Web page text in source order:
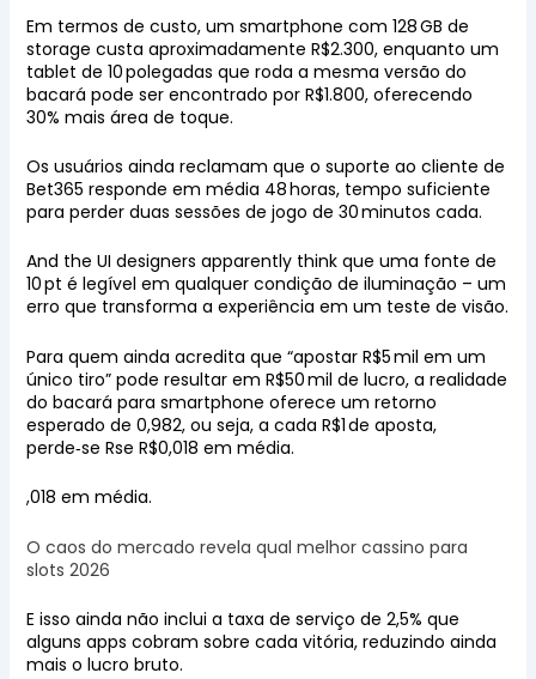
Em termos de custo, um smartphone com 128 GB de
storage custa aproximadamente R$2.300, enquanto um
tablet de 10 polegadas que roda a mesma versão do
bacará pode ser encontrado por R$1.800, oferecendo
30% mais área de toque.
Os usuários ainda reclamam que o suporte ao cliente de
Bet365 responde em média 48 horas, tempo suficiente
para perder duas sessões de jogo de 30 minutos cada.
And the UI designers apparently think que uma fonte de
10 pt é legível em qualquer condição de iluminação – um
erro que transforma a experiência em um teste de visão.
Para quem ainda acredita que “apostar R$5 mil em um
único tiro” pode resultar em R$50 mil de lucro, a realidade
do bacará para smartphone oferece um retorno
esperado de 0,982, ou seja, a cada R$1 de aposta,
perde‑se Rse R$0,018 em média.
,018 em média.
O caos do mercado revela qual melhor cassino para
slots 2026
E isso ainda não inclui a taxa de serviço de 2,5% que
alguns apps cobram sobre cada vitória, reduzindo ainda
mais o lucro bruto.